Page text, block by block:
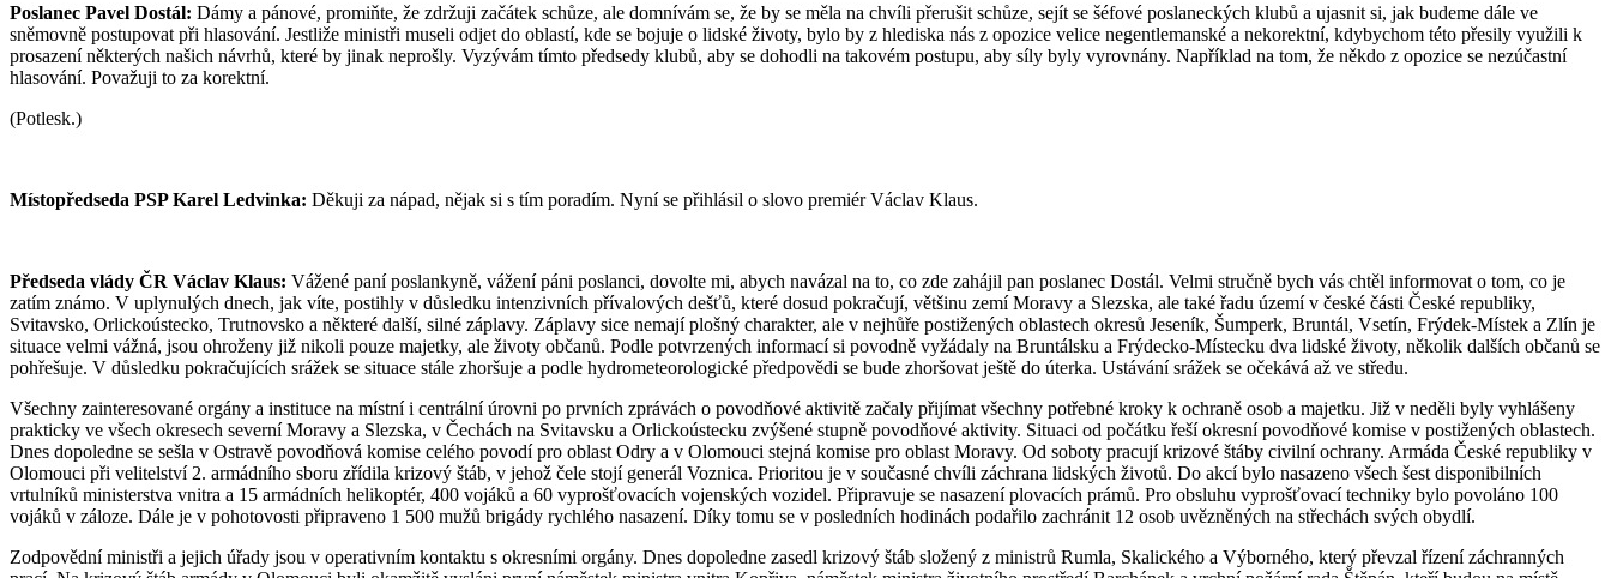
Poslanec Pavel Dostál: Dámy a pánové, promiňte, že zdržuji začátek schůze, ale domnívám se, že by se měla na chvíli přerušit schůze, sejít se šéfové poslaneckých klubů a ujasnit si, jak budeme dále ve
sněmovně postupovat při hlasování. Jestliže ministři museli odjet do oblastí, kde se bojuje o lidské životy, bylo by z hlediska nás z opozice velice negentlemanské a nekorektní, kdybychom této přesily využili k
prosazení některých našich návrhů, které by jinak neprošly. Vyzývám tímto předsedy klubů, aby se dohodli na takovém postupu, aby síly byly vyrovnány. Například na tom, že někdo z opozice se nezúčastní
hlasování. Považuji to za korektní.
(Potlesk.)
Místopředseda PSP Karel Ledvinka: Děkuji za nápad, nějak si s tím poradím. Nyní se přihlásil o slovo premiér Václav Klaus.
Předseda vlády ČR Václav Klaus: Vážené paní poslankyně, vážení páni poslanci, dovolte mi, abych navázal na to, co zde zahájil pan poslanec Dostál. Velmi stručně bych vás chtěl informovat o tom, co je
zatím známo. V uplynulých dnech, jak víte, postihly v důsledku intenzivních přívalových dešťů, které dosud pokračují, většinu zemí Moravy a Slezska, ale také řadu území v české části České republiky,
Svitavsko, Orlickoústecko, Trutnovsko a některé další, silné záplavy. Záplavy sice nemají plošný charakter, ale v nejhůře postižených oblastech okresů Jeseník, Šumperk, Bruntál, Vsetín, Frýdek-Místek a Zlín je
situace velmi vážná, jsou ohroženy již nikoli pouze majetky, ale životy občanů. Podle potvrzených informací si povodně vyžádaly na Bruntálsku a Frýdecko-Místecku dva lidské životy, několik dalších občanů se
pohřešuje. V důsledku pokračujících srážek se situace stále zhoršuje a podle hydrometeorologické předpovědi se bude zhoršovat ještě do úterka. Ustávání srážek se očekává až ve středu.
Všechny zainteresované orgány a instituce na místní i centrální úrovni po prvních zprávách o povodňové aktivitě začaly přijímat všechny potřebné kroky k ochraně osob a majetku. Již v neděli byly vyhlášeny
prakticky ve všech okresech severní Moravy a Slezska, v Čechách na Svitavsku a Orlickoústecku zvýšené stupně povodňové aktivity. Situaci od počátku řeší okresní povodňové komise v postižených oblastech.
Dnes dopoledne se sešla v Ostravě povodňová komise celého povodí pro oblast Odry a v Olomouci stejná komise pro oblast Moravy. Od soboty pracují krizové štáby civilní ochrany. Armáda České republiky v
Olomouci při velitelství 2. armádního sboru zřídila krizový štáb, v jehož čele stojí generál Voznica. Prioritou je v současné chvíli záchrana lidských životů. Do akcí bylo nasazeno všech šest disponibilních
vrtulníků ministerstva vnitra a 15 armádních helikoptér, 400 vojáků a 60 vyprošťovacích vojenských vozidel. Připravuje se nasazení plovacích prámů. Pro obsluhu vyprošťovací techniky bylo povoláno 100
vojáků v záloze. Dále je v pohotovosti připraveno 1 500 mužů brigády rychlého nasazení. Díky tomu se v posledních hodinách podařilo zachránit 12 osob uvězněných na střechách svých obydlí.
Zodpovědní ministři a jejich úřady jsou v operativním kontaktu s okresními orgány. Dnes dopoledne zasedl krizový štáb složený z ministrů Rumla, Skalického a Výborného, který převzal řízení záchranných